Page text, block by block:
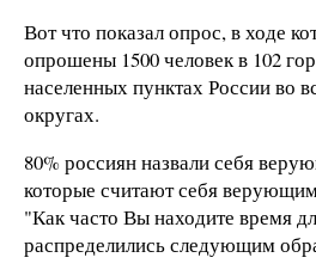
Вот что показал опрос, в ходе
опрошены 1500 человек в 102
населенных пунктах России во
округах.
80% россиян назвали себя
которые считают себя
"Как часто Вы находите время
распределились следующим